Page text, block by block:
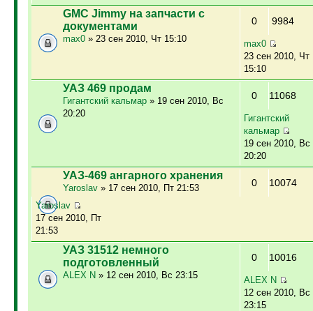
GMC Jimmy на запчасти с
документами
max0» 23 сен 2010, Чт 15:10
0 9984
max0
23 сен 2010, Чт
15:10
УАЗ 469 продам
Гигантский кальмар» 19 сен 2010, Вс
20:20
0 11068
Гигантский
кальмар
19 сен 2010, Вс
20:20
УАЗ-469 ангарного хранения
Yaroslav» 17 сен 2010, Пт 21:53 0 10074
Yaroslav
17 сен 2010, Пт
21:53
УАЗ 31512 немного
подготовленный
ALEX N » 12 сен 2010, Вс 23:15
0 10016
ALEX N
12 сен 2010, Вс
23:15